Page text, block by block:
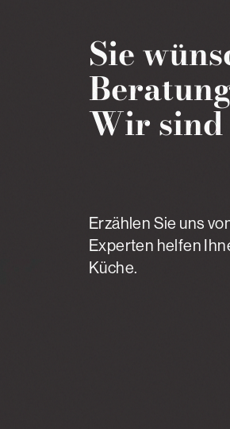
Sie
Wir sind
Erzählen Sie uns
Experten helfen
Küche.